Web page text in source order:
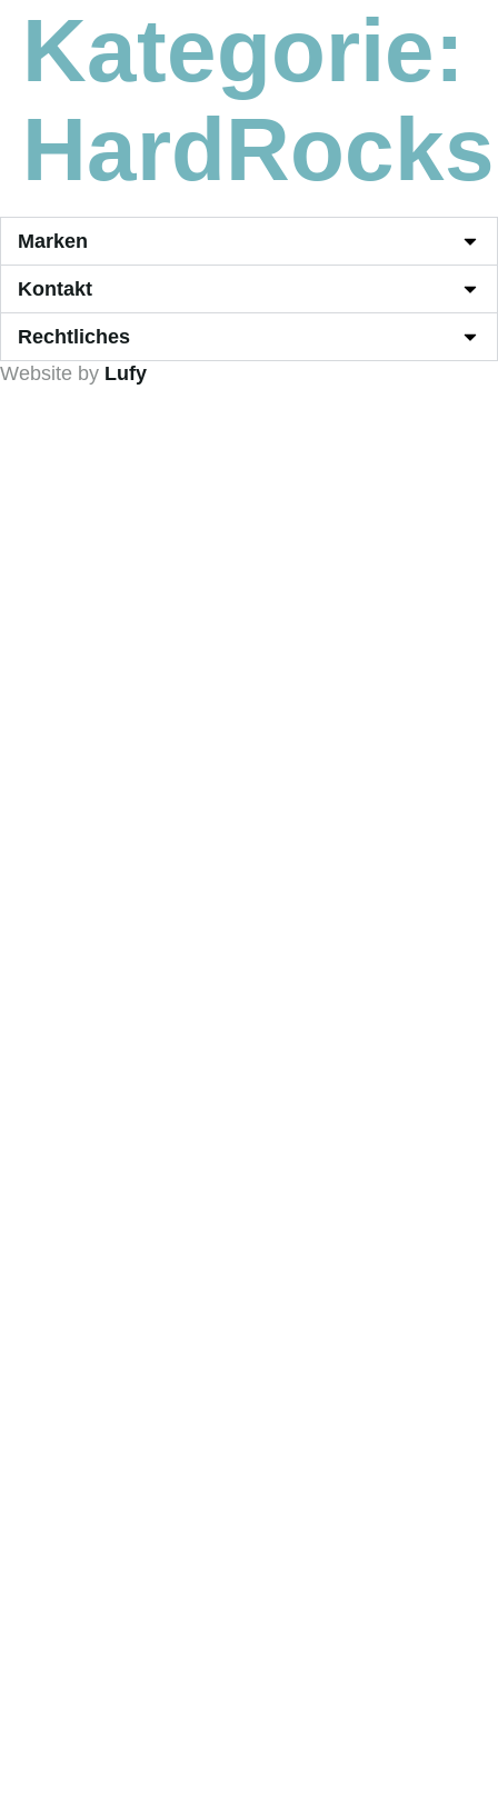
Kategorie:
HardRocks
Marken
Kontakt
Rechtliches
Website by Lufy